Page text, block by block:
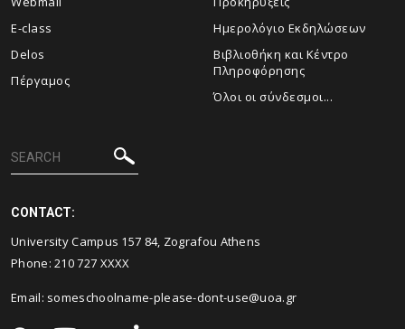
E-class
Delos
Πέργαμος
Ημερολόγιο Εκδηλώσεων
Βιβλιοθήκη και Κέντρο
Πληροφόρησης
Όλοι οι σύνδεσμοι...
CONTACT:
University Campus 157 84, Zografou Athens
Phone:210 727 XXXX
Email: someschoolname-please-dont-use@uoa.gr